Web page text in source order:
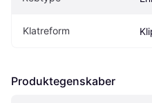
Klatreform
Produktegenskaber